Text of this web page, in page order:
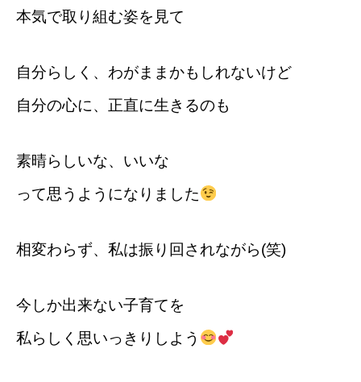
本気で取り組む姿を見て
自分らしく、わがままかもしれないけど
自分の心に、正直に生きるのも
素晴らしいな、いいな
って思うようになりました
相変わらず、私は振り回されながら(笑)
今しか出来ない子育てを
私らしく思いっきりしよう